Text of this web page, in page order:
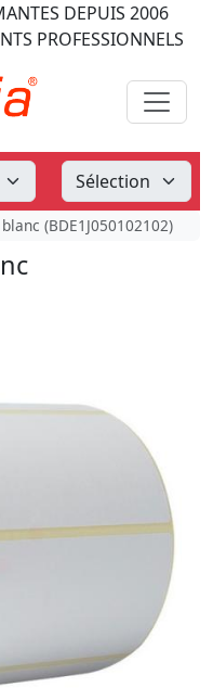
DEPUIS 2006
PROFESSIONNELS
(BDE1J050102102)